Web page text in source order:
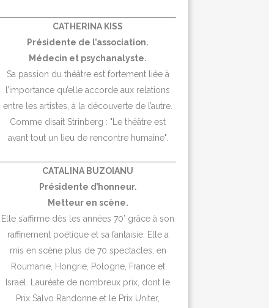
CATHERINA KISS
Présidente de l’association.
Médecin et psychanalyste.
Sa passion du théâtre est fortement liée à
l’importance qu’elle accorde aux relations
entre les artistes, à la découverte de l’autre.
Comme disait Strinberg : "Le théâtre est
avant tout un lieu de rencontre humaine".
CATALINA BUZOIANU
Présidente d’honneur.
Metteur en scène.
Elle s’affirme dès les années 70’ grâce à son
raffinement poétique et sa fantaisie. Elle a
mis en scène plus de 70 spectacles, en
Roumanie, Hongrie, Pologne, France et
Israël. Lauréate de nombreux prix, dont le
Prix Salvo Randonne et le Prix Uniter,